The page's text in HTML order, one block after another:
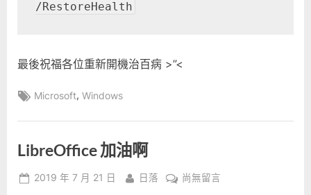
/RestoreHealth
最後祝福各位重新開機治百病 >”<
Tags:
Microsoft,Windows
LibreOffice 加油啊
Posted
2019 年 7 月 21 日 By
日落
在
尚無留言